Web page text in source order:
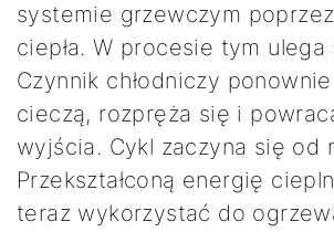
systemie grzewczym
ciepła. W procesie tym ulega
Czynnik chłodniczy
cieczą, rozpręża się i
wyjścia. Cykl zaczyna się od
Przekształconą energię
teraz wykorzystać do
Jak możemy Ci pomóc?
Znajdź swojego eksperta
Przydatne linki